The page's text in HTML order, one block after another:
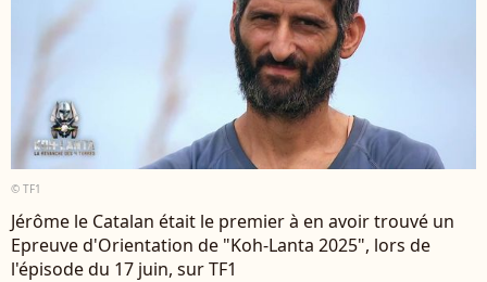
© TF1
Jérôme le Catalan était le premier à en avoir trouvé un
Epreuve d'Orientation de "Koh-Lanta 2025", lors de
l'épisode du 17 juin, sur TF1